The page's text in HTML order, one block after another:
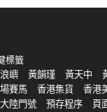
標籤
嶼
黃韻瑾 黃天中
賽馬
香港集貨 香港
陸門號
預存程序 頁